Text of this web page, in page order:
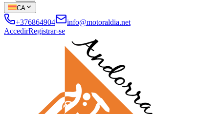
CA
+376864904
info@motoraldia.net
AccedirRegistrar-se